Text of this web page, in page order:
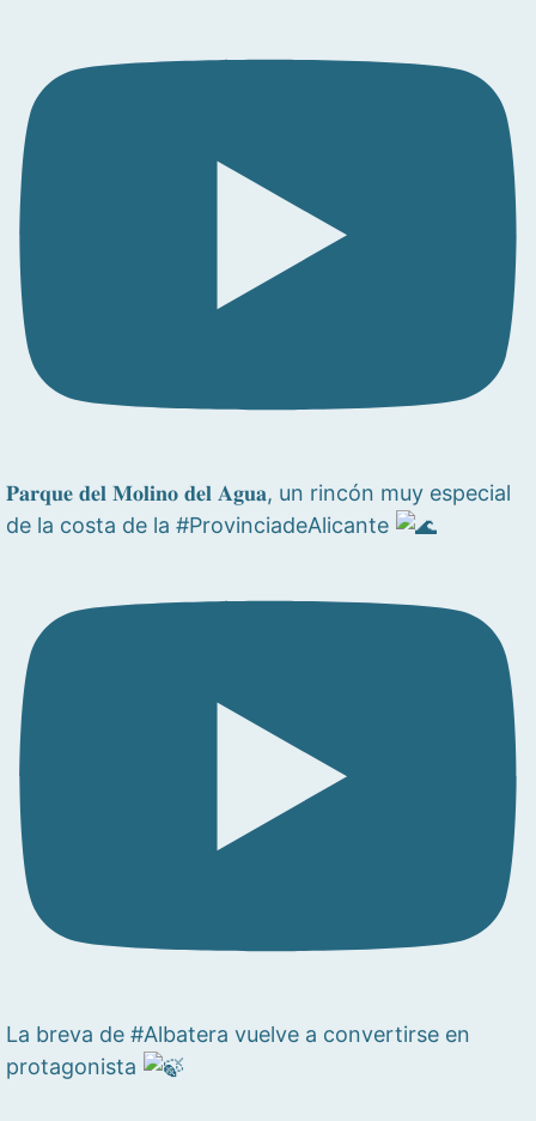
𝐏𝐚𝐫𝐪𝐮𝐞 𝐝𝐞𝐥 𝐌𝐨𝐥𝐢𝐧𝐨 𝐝𝐞𝐥 𝐀𝐠𝐮𝐚, un rincón muy especial
de la costa de la #ProvinciadeAlicante
La breva de #Albatera vuelve a convertirse en
protagonista